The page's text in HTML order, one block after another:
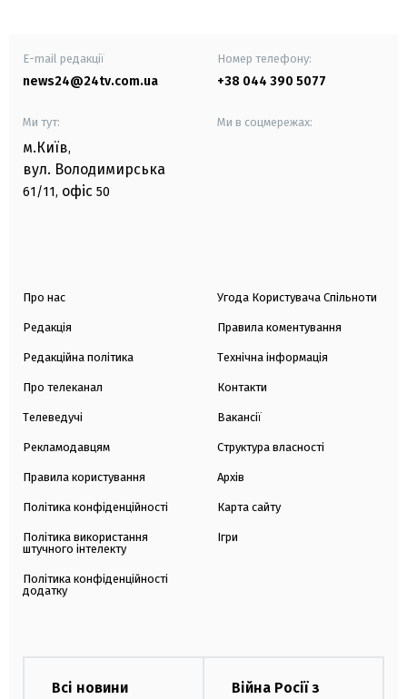
E-mail редакції
news24@24tv.com.ua
Номер телефону:
+38 044 390 5077
Ми тут:
м.Київ,
вул. Володимирська
61/11, офіс 50
Ми в соцмережах:
Про нас
Редакція
Редакційна політика
Про телеканал
Телеведучі
Рекламодавцям
Правила користування
Політика конфіденційності
Політика використання
штучного інтелекту
Політика конфіденційності
додатку
Угода Користувача Спільноти
Правила коментування
Технічна інформація
Контакти
Вакансії
Структура власності
Архів
Карта сайту
Ігри
Всі новини
Війна Росії з